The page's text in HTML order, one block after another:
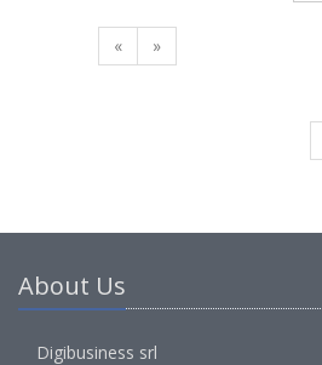
« »
About Us
Digibusiness srl